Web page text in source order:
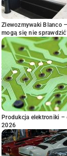
Zlewozmywaki Blanco
mogą się nie
Produkcja elektroniki –
2026